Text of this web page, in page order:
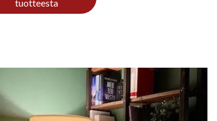
Kirjoita ensimmäinen arvio tuotteelle